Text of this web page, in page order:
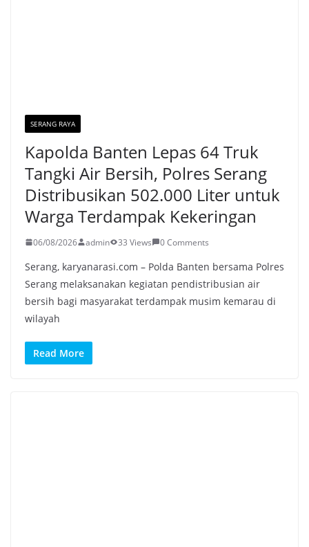
SERANG RAYA
Kapolda Banten Lepas 64 Truk
Tangki Air Bersih, Polres Serang
Distribusikan 502.000 Liter untuk
Warga Terdampak Kekeringan
06/08/2026 admin 33 Views 0 Comments
Serang, karyanarasi.com – Polda Banten bersama Polres
Serang melaksanakan kegiatan pendistribusian air
bersih bagi masyarakat terdampak musim kemarau di
wilayah
Read More